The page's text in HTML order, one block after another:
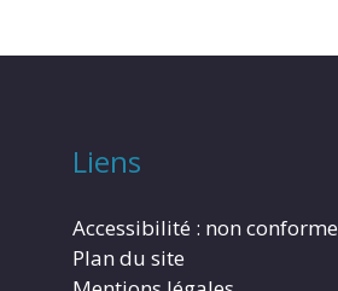
Liens
Accessibilité : non conforme
Plan du site